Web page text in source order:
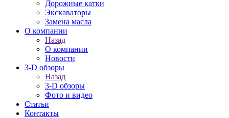
Дорожные катки
Экскаваторы
Замена масла
О компании
Назад
О компании
Новости
3-D обзоры
Назад
3-D обзоры
Фото и видео
Статьи
Контакты